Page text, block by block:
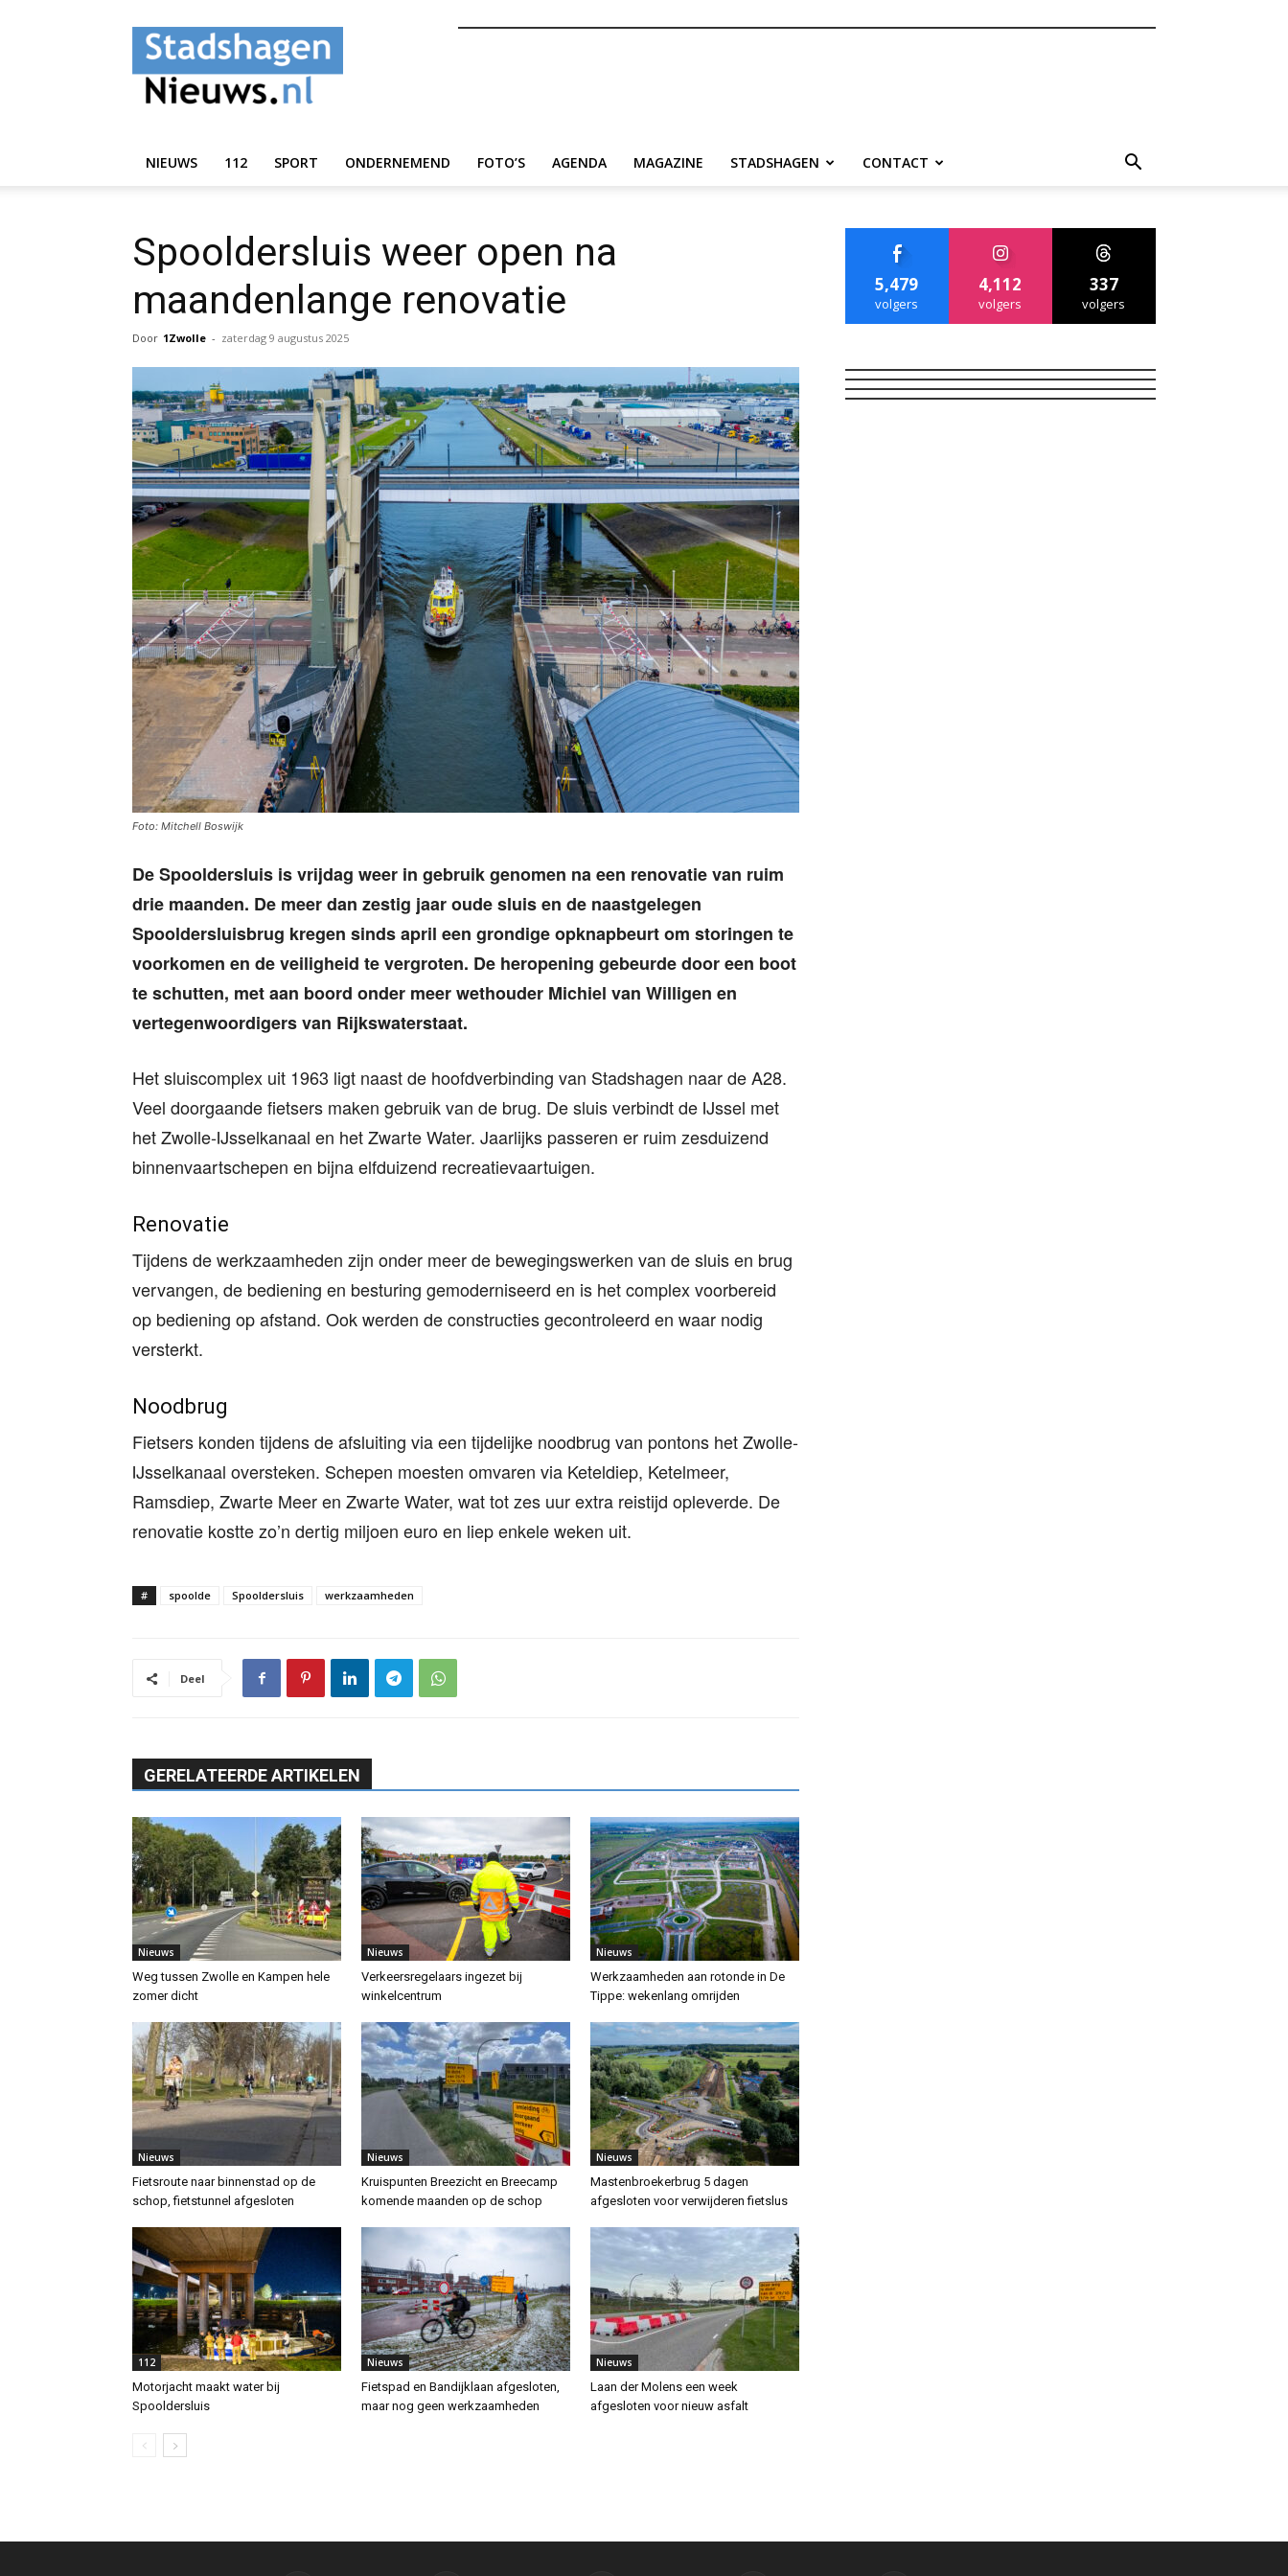
StadshagenNieuws.nl
NIEUWS 112 SPORT ONDERNEMEND FOTO’S AGENDA MAGAZINE STADSHAGEN CONTACT
Spooldersluis weer open na
maandenlange renovatie
Door 1Zwolle - zaterdag 9 augustus 2025
Foto: Mitchell Boswijk
De Spooldersluis is vrijdag weer in gebruik genomen na een renovatie van ruim
drie maanden. De meer dan zestig jaar oude sluis en de naastgelegen
Spooldersluisbrug kregen sinds april een grondige opknapbeurt om storingen te
voorkomen en de veiligheid te vergroten. De heropening gebeurde door een boot
te schutten, met aan boord onder meer wethouder Michiel van Willigen en
vertegenwoordigers van Rijkswaterstaat.
Het sluiscomplex uit 1963 ligt naast de hoofdverbinding van Stadshagen naar de A28.
Veel doorgaande fietsers maken gebruik van de brug. De sluis verbindt de IJssel met
het Zwolle-IJsselkanaal en het Zwarte Water. Jaarlijks passeren er ruim zesduizend
binnenvaartschepen en bijna elfduizend recreatievaartuigen.
Renovatie
Tijdens de werkzaamheden zijn onder meer de bewegingswerken van de sluis en brug
vervangen, de bediening en besturing gemoderniseerd en is het complex voorbereid
op bediening op afstand. Ook werden de constructies gecontroleerd en waar nodig
versterkt.
Noodbrug
Fietsers konden tijdens de afsluiting via een tijdelijke noodbrug van pontons het Zwolle-
IJsselkanaal oversteken. Schepen moesten omvaren via Keteldiep, Ketelmeer,
Ramsdiep, Zwarte Meer en Zwarte Water, wat tot zes uur extra reistijd opleverde. De
renovatie kostte zo’n dertig miljoen euro en liep enkele weken uit.
# spoolde Spooldersluis werkzaamheden
Deel
GERELATEERDE ARTIKELEN
Nieuws
Weg tussen Zwolle en Kampen hele
zomer dicht
Nieuws
Verkeersregelaars ingezet bij
winkelcentrum
Nieuws
Werkzaamheden aan rotonde in De
Tippe: wekenlang omrijden
Nieuws
Fietsroute naar binnenstad op de
schop, fietstunnel afgesloten
Nieuws
Kruispunten Breezicht en Breecamp
komende maanden op de schop
Nieuws
Mastenbroekerbrug 5 dagen
afgesloten voor verwijderen fietslus
112
Motorjacht maakt water bij
Spooldersluis
Nieuws
Fietspad en Bandijklaan afgesloten,
maar nog geen werkzaamheden
Nieuws
Laan der Molens een week
afgesloten voor nieuw asfalt
5,479
volgers
4,112
volgers
337
volgers